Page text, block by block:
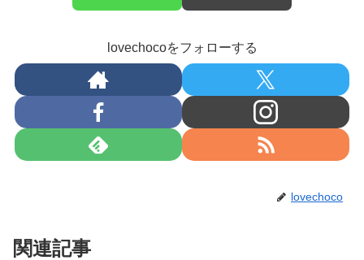
lovechocoをフォローする
lovechoco
関連記事